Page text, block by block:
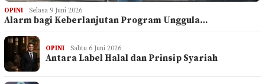
OPINI Selasa 9 Juni 2026
Alarm bagi Keberlanjutan Program Unggula…
OPINI Sabtu 6 Juni 2026
Antara Label Halal dan Prinsip Syariah